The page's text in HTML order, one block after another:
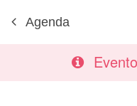
Agenda